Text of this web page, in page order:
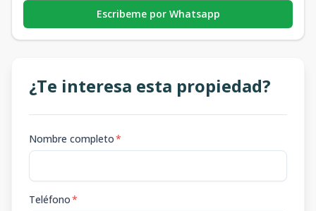
Escribeme por Whatsapp
¿Te interesa esta propiedad?
Nombre completo*
Teléfono*